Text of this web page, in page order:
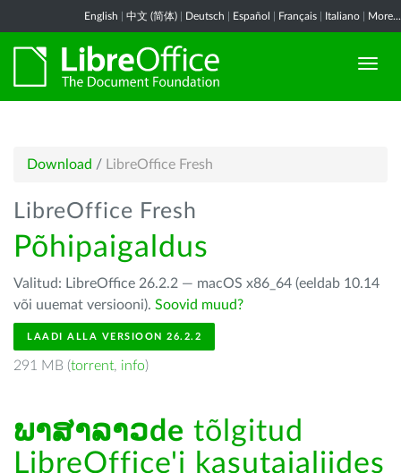
English 中文 (简体) Deutsch Español Français Italiano More...
Download / LibreOffice Fresh
LibreOffice Fresh
Põhipaigaldus
Valitud: LibreOffice 26.2.2 — macOS x86_64 (eeldab 10.14
või uuemat versiooni). Soovid muud?
LAADI ALLA VERSIOON 26.2.2
291 MB (torrent, info)
ພາສາລາວde tõlgitud
LibreOffice'i kasutajaliides